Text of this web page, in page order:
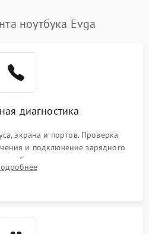
ноутбука Evga
диагностика
экрана и портов. Проверка
и подключение зарядного
тока с помощью
для локализации проблемы.